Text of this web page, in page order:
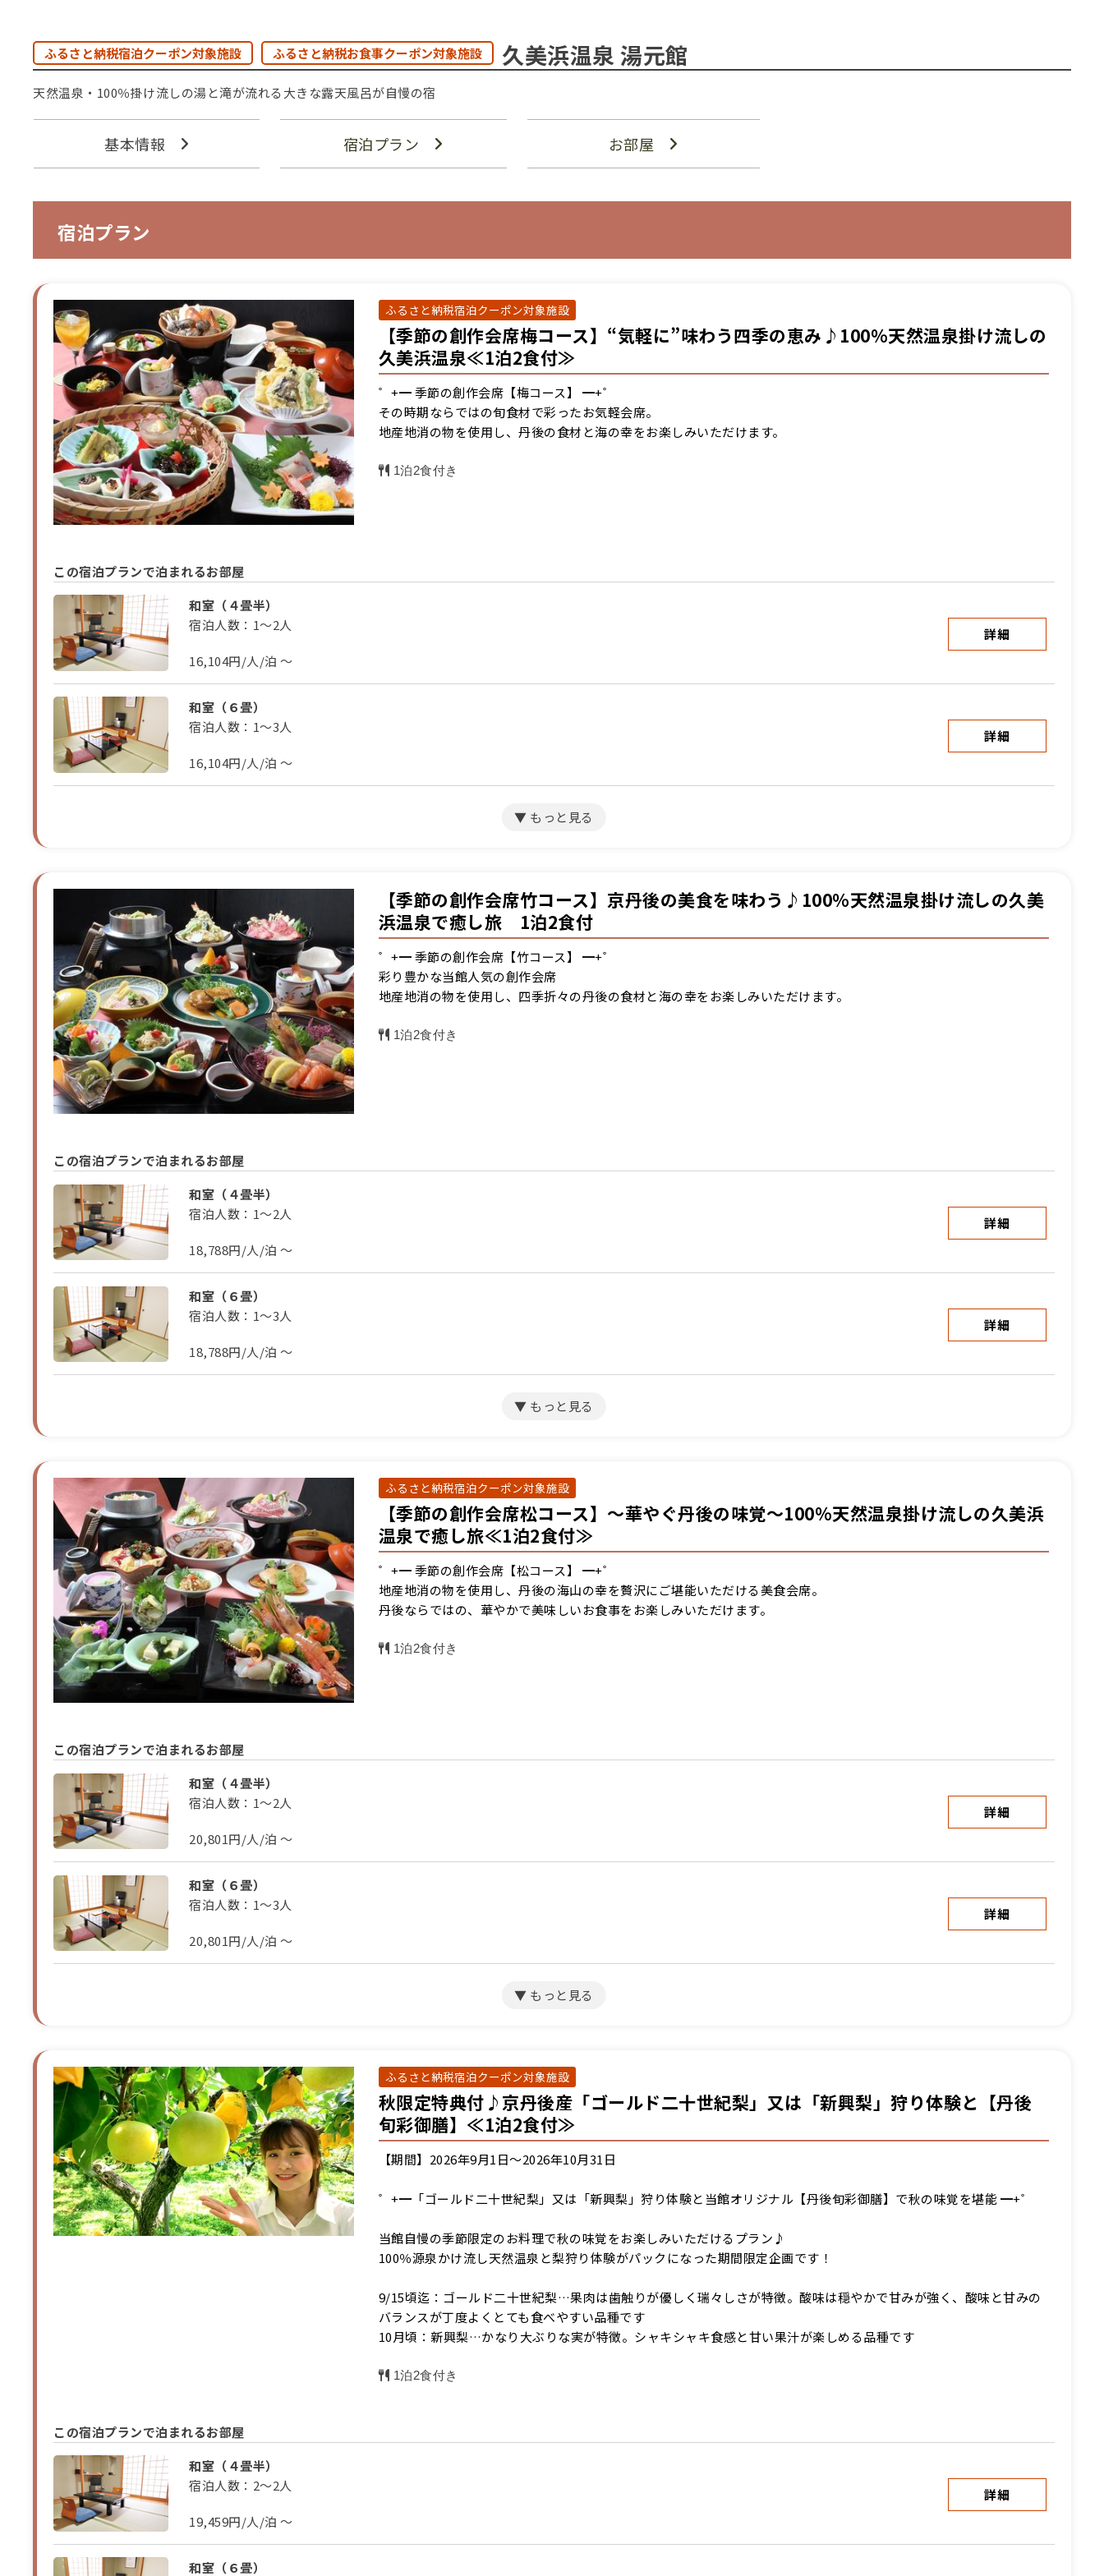
ふるさと納税宿泊クーポン対象施設 ふるさと納税お食事クーポン対象施設 久美浜温泉 湯元館
天然温泉・100％掛け流しの湯と滝が流れる大きな露天風呂が自慢の宿
基本情報 宿泊プラン お部屋
宿泊プラン
ふるさと納税宿泊クーポン対象施設
【季節の創作会席梅コース】“気軽に”味わう四季の恵み♪100％天然温泉掛け流しの
久美浜温泉≪1泊2食付≫
゜+━ 季節の創作会席【梅コース】 ━+゜
その時期ならではの旬食材で彩ったお気軽会席。
地産地消の物を使用し、丹後の食材と海の幸をお楽しみいただけます。
1泊2食付き
この宿泊プランで泊まれるお部屋
和室（４畳半）
宿泊人数：1～2人
16,104円/人/泊 ～
詳細
和室（６畳）
宿泊人数：1～3人
16,104円/人/泊 ～
詳細
【季節の創作会席竹コース】京丹後の美食を味わう♪100％天然温泉掛け流しの久美
浜温泉で癒し旅 1泊2食付
゜+━ 季節の創作会席【竹コース】 ━+゜
彩り豊かな当館人気の創作会席
地産地消の物を使用し、四季折々の丹後の食材と海の幸をお楽しみいただけます。
1泊2食付き
この宿泊プランで泊まれるお部屋
和室（４畳半）
宿泊人数：1～2人
18,788円/人/泊 ～
詳細
和室（６畳）
宿泊人数：1～3人
18,788円/人/泊 ～
詳細
ふるさと納税宿泊クーポン対象施設
【季節の創作会席松コース】～華やぐ丹後の味覚～100％天然温泉掛け流しの久美浜
温泉で癒し旅≪1泊2食付≫
゜+━ 季節の創作会席【松コース】 ━+゜
地産地消の物を使用し、丹後の海山の幸を贅沢にご堪能いただける美食会席。
丹後ならではの、華やかで美味しいお食事をお楽しみいただけます。
1泊2食付き
この宿泊プランで泊まれるお部屋
和室（４畳半）
宿泊人数：1～2人
20,801円/人/泊 ～
詳細
和室（６畳）
宿泊人数：1～3人
20,801円/人/泊 ～
詳細
ふるさと納税宿泊クーポン対象施設
秋限定特典付♪京丹後産「ゴールド二十世紀梨」又は「新興梨」狩り体験と【丹後
旬彩御膳】≪1泊2食付≫
【期間】2026年9月1日～2026年10月31日
゜+━「ゴールド二十世紀梨」又は「新興梨」狩り体験と当館オリジナル【丹後旬彩御膳】で秋の味覚を堪能 ━+゜
当館自慢の季節限定のお料理で秋の味覚をお楽しみいただけるプラン♪
100％源泉かけ流し天然温泉と梨狩り体験がパックになった期間限定企画です！
9/15頃迄：ゴールド二十世紀梨…果肉は歯触りが優しく瑞々しさが特徴。酸味は穏やかで甘みが強く、酸味と甘みの
バランスが丁度よくとても食べやすい品種です
10月頃：新興梨…かなり大ぶりな実が特徴。シャキシャキ食感と甘い果汁が楽しめる品種です
1泊2食付き
この宿泊プランで泊まれるお部屋
和室（４畳半）
宿泊人数：2～2人
19,459円/人/泊 ～
詳細
和室（６畳）